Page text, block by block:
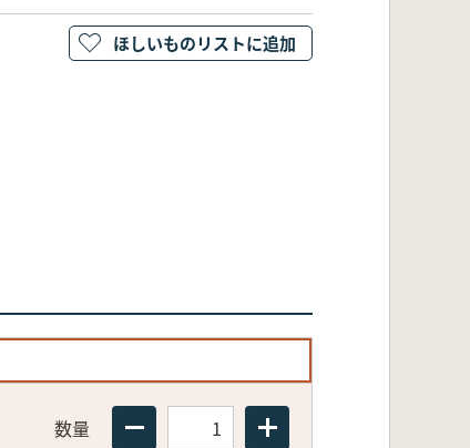
数量
ほしいものリストに追加